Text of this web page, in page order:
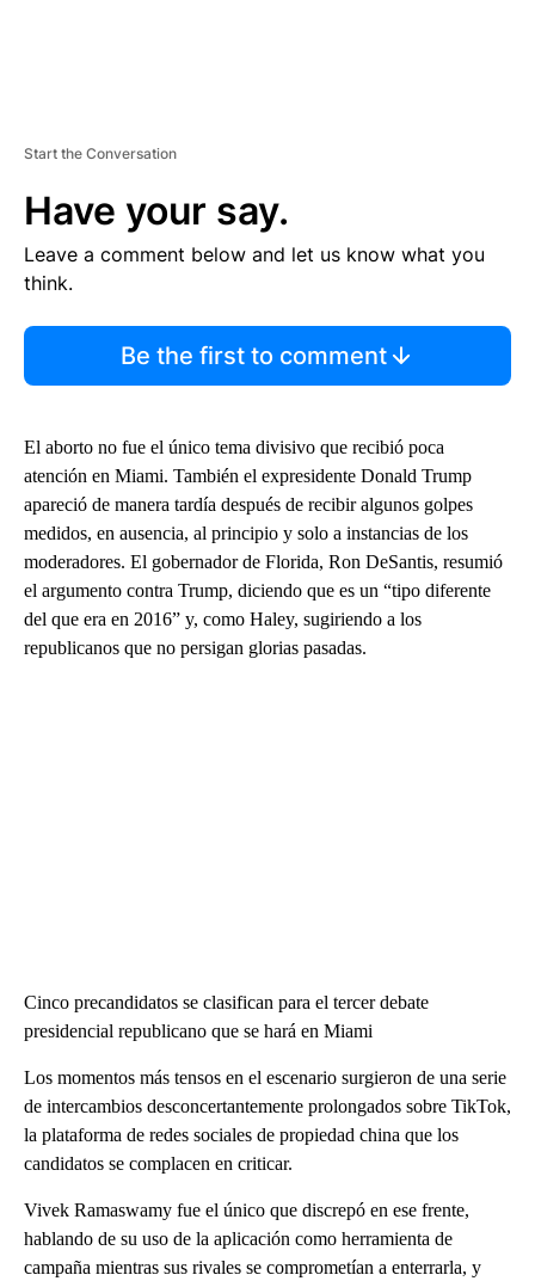
Start the Conversation
Have your say.
Leave a comment below and let us know what you
think.
Be the first to comment
El aborto no fue el único tema divisivo que recibió poca
atención en Miami. También el expresidente Donald Trump
apareció de manera tardía después de recibir algunos golpes
medidos, en ausencia, al principio y solo a instancias de los
moderadores. El gobernador de Florida, Ron DeSantis, resumió
el argumento contra Trump, diciendo que es un “tipo diferente
del que era en 2016” y, como Haley, sugiriendo a los
republicanos que no persigan glorias pasadas.
Cinco precandidatos se clasifican para el tercer debate
presidencial republicano que se hará en Miami
Los momentos más tensos en el escenario surgieron de una serie
de intercambios desconcertantemente prolongados sobre TikTok,
la plataforma de redes sociales de propiedad china que los
candidatos se complacen en criticar.
Vivek Ramaswamy fue el único que discrepó en ese frente,
hablando de su uso de la aplicación como herramienta de
campaña mientras sus rivales se comprometían a enterrarla, y